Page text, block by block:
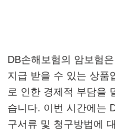
DB손해보험의 암보험
지급 받을 수 있는 상품
로 인한 경제적 부담을
습니다. 이번 시간에는
구서류 및 청구방법에